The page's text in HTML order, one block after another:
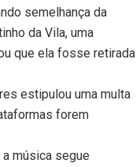
semelhança da
da Vila, uma
que ela fosse retirada
estipulou uma multa
forem
música segue